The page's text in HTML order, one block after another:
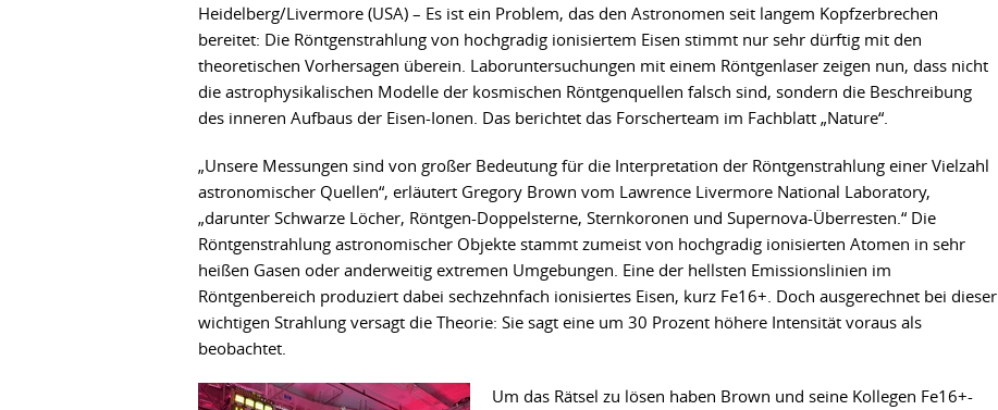
Heidelberg/Livermore (USA) – Es ist ein Problem, das den Astronomen seit langem Kopfzerbrechen
bereitet: Die Röntgenstrahlung von hochgradig ionisiertem Eisen stimmt nur sehr dürftig mit den
theoretischen Vorhersagen überein. Laboruntersuchungen mit einem Röntgenlaser zeigen nun, dass nicht
die astrophysikalischen Modelle der kosmischen Röntgenquellen falsch sind, sondern die Beschreibung
des inneren Aufbaus der Eisen-Ionen. Das berichtet das Forscherteam im Fachblatt „Nature“.
„Unsere Messungen sind von großer Bedeutung für die Interpretation der Röntgenstrahlung einer Vielzahl
astronomischer Quellen“, erläutert Gregory Brown vom Lawrence Livermore National Laboratory,
„darunter Schwarze Löcher, Röntgen-Doppelsterne, Sternkoronen und Supernova-Überresten.“ Die
Röntgenstrahlung astronomischer Objekte stammt zumeist von hochgradig ionisierten Atomen in sehr
heißen Gasen oder anderweitig extremen Umgebungen. Eine der hellsten Emissionslinien im
Röntgenbereich produziert dabei sechzehnfach ionisiertes Eisen, kurz Fe16+. Doch ausgerechnet bei dieser
wichtigen Strahlung versagt die Theorie: Sie sagt eine um 30 Prozent höhere Intensität voraus als
beobachtet.
Um das Rätsel zu lösen haben Brown und seine Kollegen Fe16+-